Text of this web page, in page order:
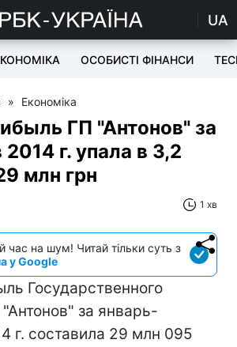
UA
ОСОБИСТІ ФІНАНСИ
» Економіка
ГП "Антонов" за
г. упала в 3,2
млн грн
1 хв
час на шум! Читай тільки суть з
у Google
Государственного
за январь-
г. составила 29 млн 095